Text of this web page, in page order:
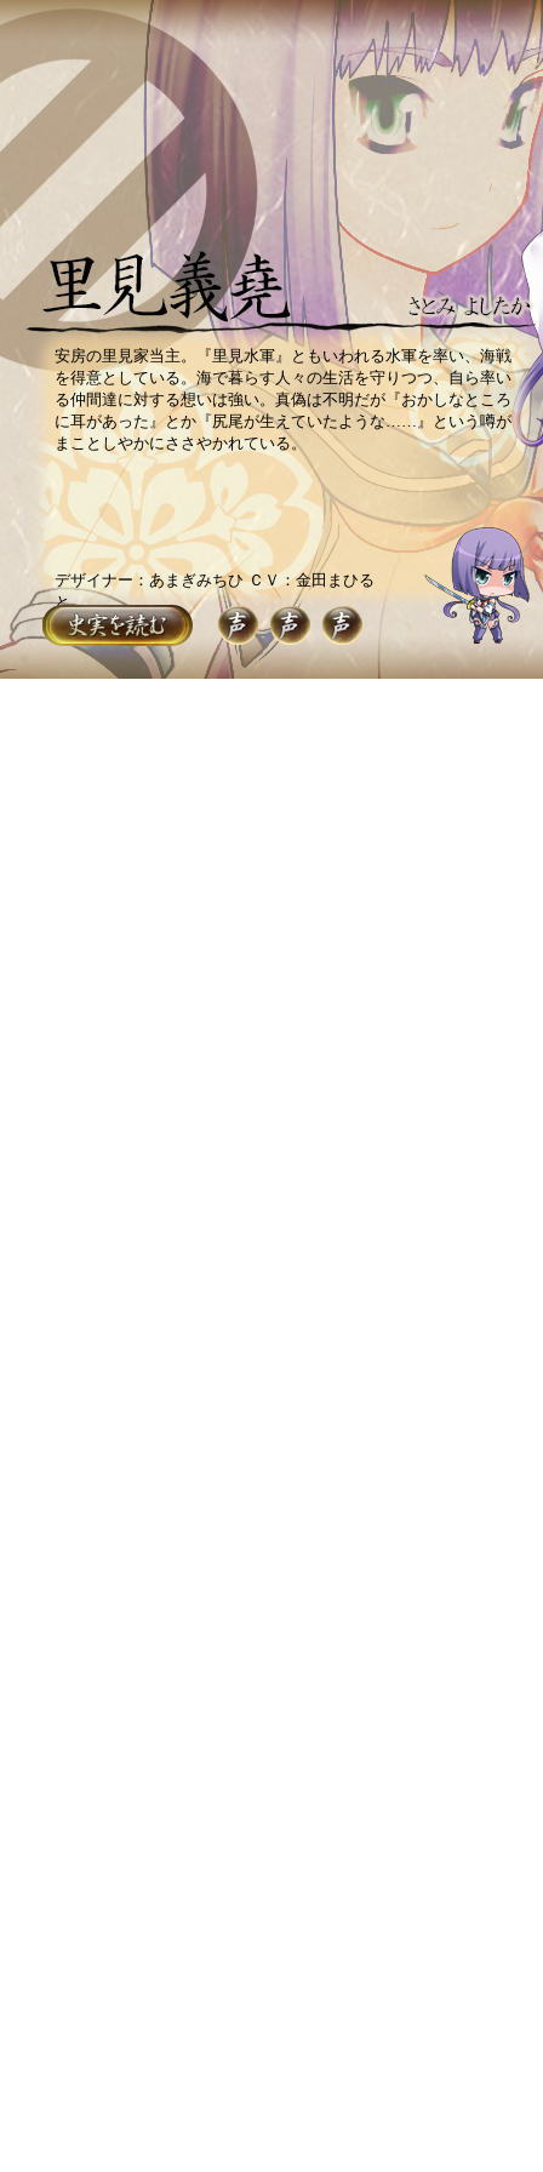
安房の里見家当主。『里見水軍』ともいわれる水軍を率い、海戦
を得意としている。海で暮らす人々の生活を守りつつ、自ら率い
る仲間達に対する想いは強い。真偽は不明だが『おかしなところ
に耳があった』とか『尻尾が生えていたような……』という噂が
まことしやかにささやかれている。
デザイナー：あまぎみちひ
と
ＣＶ：金田まひる